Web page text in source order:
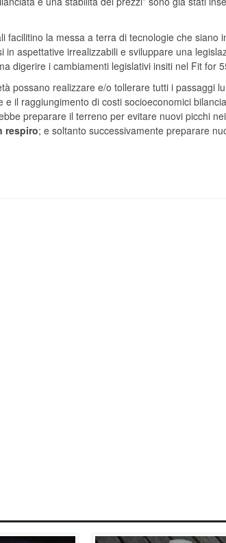
facilitino la messa a terra di tecnologie che siano
aspettative irrealizzabili e sviluppare una
digerire i cambiamenti legislativi insiti nel Fit for
possano realizzare e/o tollerare tutti i passaggi
il raggiungimento di costi socioeconomici
preparare il terreno per evitare nuovi picchi
respiro; e soltanto successivamente preparare